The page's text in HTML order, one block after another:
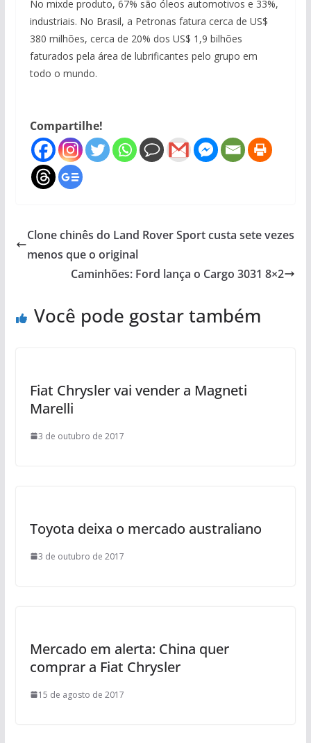
No mixde produto, 67% são óleos automotivos e 33%,
industriais. No Brasil, a Petronas fatura cerca de US$
380 milhões, cerca de 20% dos US$ 1,9 bilhões
faturados pela área de lubrificantes pelo grupo em
todo o mundo.
Compartilhe!
Clone chinês do Land Rover Sport custa sete vezes
menos que o original
Caminhões: Ford lança o Cargo 3031 8×2
Você pode gostar também
Fiat Chrysler vai vender a Magneti
Marelli
3 de outubro de 2017
Toyota deixa o mercado australiano
3 de outubro de 2017
Mercado em alerta: China quer
comprar a Fiat Chrysler
15 de agosto de 2017